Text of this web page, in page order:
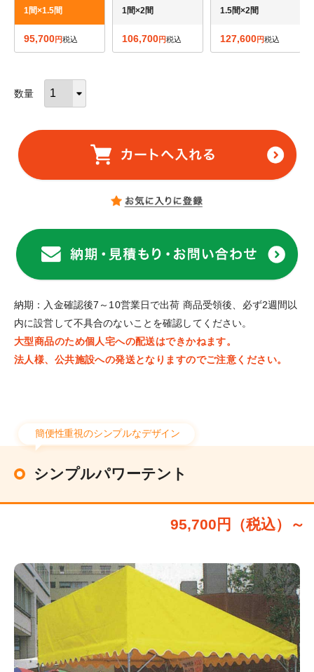
1間×1.5間
95,700 税込
1間×2間
106,700 税込
1.5間×2間
127,600 税込
納期：入金確認後7～10営業日で出荷 商品受領後、必ず2週間以
内に設営して不具合のないことを確認してください。
大型商品のため個人宅への配送はできかねます。
法人様、公共施設への発送となりますのでご注意ください。
簡便性重視のシンプルなデザイン
シンプルパワーテント
95,700円（税込）～